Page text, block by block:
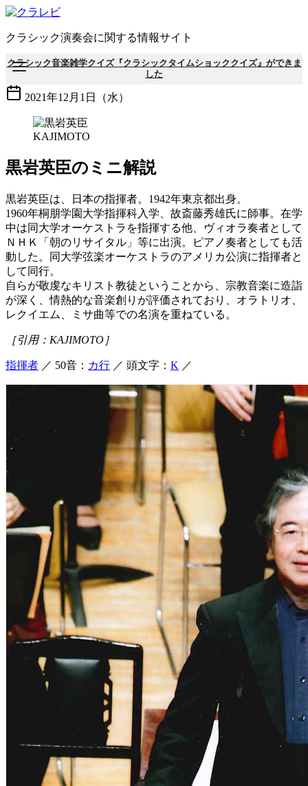
コ
テ
ツ
へ
移
クラシック演奏会に関する情報サイト
クラシック音楽雑学クイズ『クラシックタイムショッククイズ』ができま
した
2021年12月1日（水）
KAJIMOTO
黒岩英臣のミニ解説
黒岩英臣は、日本の指揮者。1942年東京都出身。
1960年桐朋学園大学指揮科入学、故斎藤秀雄氏に師事。在学
中は同大学オーケストラを指揮する他、ヴィオラ奏者として
ＮＨＫ「朝のリサイタル」等に出演。ピアノ奏者としても活
動した。同大学弦楽オーケストラのアメリカ公演に指揮者と
して同行。
自らが敬虔なキリスト教徒ということから、宗教音楽に造詣
が深く、情熱的な音楽創りが評価されており、オラトリオ、
レクイエム、ミサ曲等での名演を重ねている。
［引用：KAJIMOTO］
指揮者 ／ 50音： カ行 ／ 頭文字： K ／